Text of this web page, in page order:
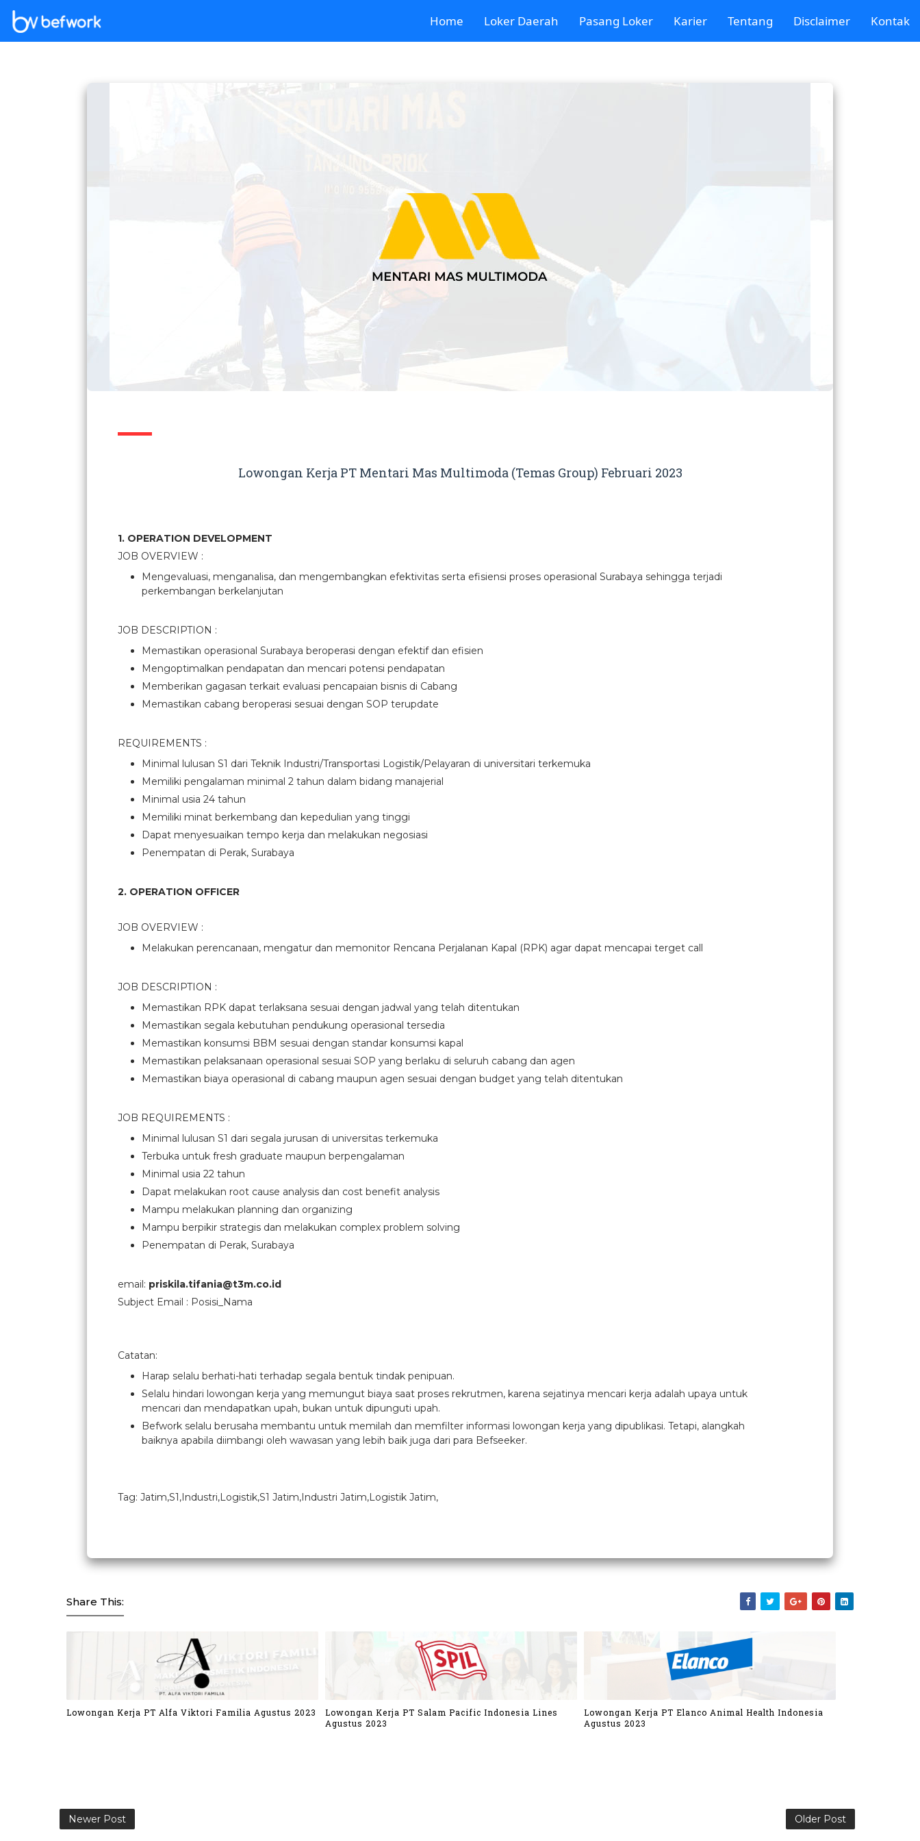
Home Loker Daerah Pasang Loker Karier Tentang Disclaimer Kontak
Lowongan Kerja PT Mentari Mas Multimoda (Temas Group) Februari 2023
1. OPERATION DEVELOPMENT
JOB OVERVIEW :
Mengevaluasi, menganalisa, dan mengembangkan efektivitas serta efisiensi proses operasional Surabaya sehingga terjadi
perkembangan berkelanjutan
JOB DESCRIPTION :
Memastikan operasional Surabaya beroperasi dengan efektif dan efisien
Mengoptimalkan pendapatan dan mencari potensi pendapatan
Memberikan gagasan terkait evaluasi pencapaian bisnis di Cabang
Memastikan cabang beroperasi sesuai dengan SOP terupdate
REQUIREMENTS :
Minimal lulusan S1 dari Teknik Industri/Transportasi Logistik/Pelayaran di universitari terkemuka
Memiliki pengalaman minimal 2 tahun dalam bidang manajerial
Minimal usia 24 tahun
Memiliki minat berkembang dan kepedulian yang tinggi
Dapat menyesuaikan tempo kerja dan melakukan negosiasi
Penempatan di Perak, Surabaya
2. OPERATION OFFICER
JOB OVERVIEW :
Melakukan perencanaan, mengatur dan memonitor Rencana Perjalanan Kapal (RPK) agar dapat mencapai terget call
JOB DESCRIPTION :
Memastikan RPK dapat terlaksana sesuai dengan jadwal yang telah ditentukan
Memastikan segala kebutuhan pendukung operasional tersedia
Memastikan konsumsi BBM sesuai dengan standar konsumsi kapal
Memastikan pelaksanaan operasional sesuai SOP yang berlaku di seluruh cabang dan agen
Memastikan biaya operasional di cabang maupun agen sesuai dengan budget yang telah ditentukan
JOB REQUIREMENTS :
Minimal lulusan S1 dari segala jurusan di universitas terkemuka
Terbuka untuk fresh graduate maupun berpengalaman
Minimal usia 22 tahun
Dapat melakukan root cause analysis dan cost benefit analysis
Mampu melakukan planning dan organizing
Mampu berpikir strategis dan melakukan complex problem solving
Penempatan di Perak, Surabaya
email: priskila.tifania@t3m.co.id
Subject Email : Posisi_Nama
Catatan:
Harap selalu berhati-hati terhadap segala bentuk tindak penipuan.
Selalu hindari lowongan kerja yang memungut biaya saat proses rekrutmen, karena sejatinya mencari kerja adalah upaya untuk
mencari dan mendapatkan upah, bukan untuk dipunguti upah.
Befwork selalu berusaha membantu untuk memilah dan memfilter informasi lowongan kerja yang dipublikasi. Tetapi, alangkah
baiknya apabila diimbangi oleh wawasan yang lebih baik juga dari para Befseeker.
Tag: Jatim,S1,Industri,Logistik,S1 Jatim,Industri Jatim,Logistik Jatim,
Share This:
Lowongan Kerja PT Alfa Viktori Familia Agustus 2023
Lowongan Kerja PT Salam Pacific Indonesia Lines
Agustus 2023
Lowongan Kerja PT Elanco Animal Health Indonesia
Agustus 2023
Newer Post Older Post